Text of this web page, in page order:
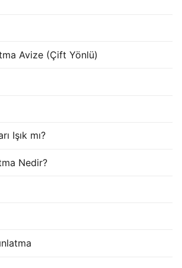
Avize (Çift Yönlü)
Işık mı?
Nedir?